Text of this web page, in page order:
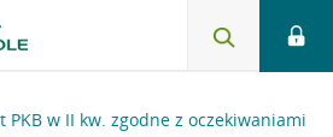
PKB w II kw. zgodne z oczekiwaniami